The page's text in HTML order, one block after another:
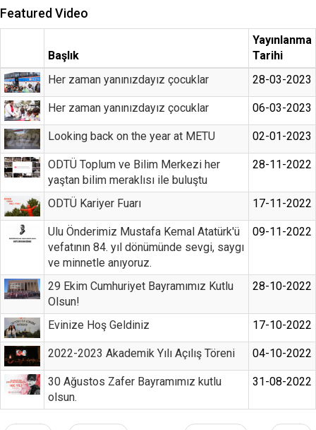
Featured Video
Başlık
Yayınlanma
Tarihi
Her zaman yanınızdayız çocuklar
28-03-2023
Her zaman yanınızdayız çocuklar 06-03-2023
Looking back on the year at METU 02-01-2023
ODTÜ Toplum ve Bilim Merkezi her
yaştan bilim meraklısı ile buluştu
28-11-2022
ODTÜ Kariyer Fuarı 17-11-2022
Ulu Önderimiz Mustafa Kemal Atatürk'ü
vefatının 84. yıl dönümünde sevgi, saygı
ve minnetle anıyoruz.
09-11-2022
29 Ekim Cumhuriyet Bayramımız Kutlu
Olsun!
28-10-2022
Evinize Hoş Geldiniz 17-10-2022
2022-2023 Akademik Yılı Açılış Töreni 04-10-2022
30 Ağustos Zafer Bayramımız kutlu
olsun.
31-08-2022